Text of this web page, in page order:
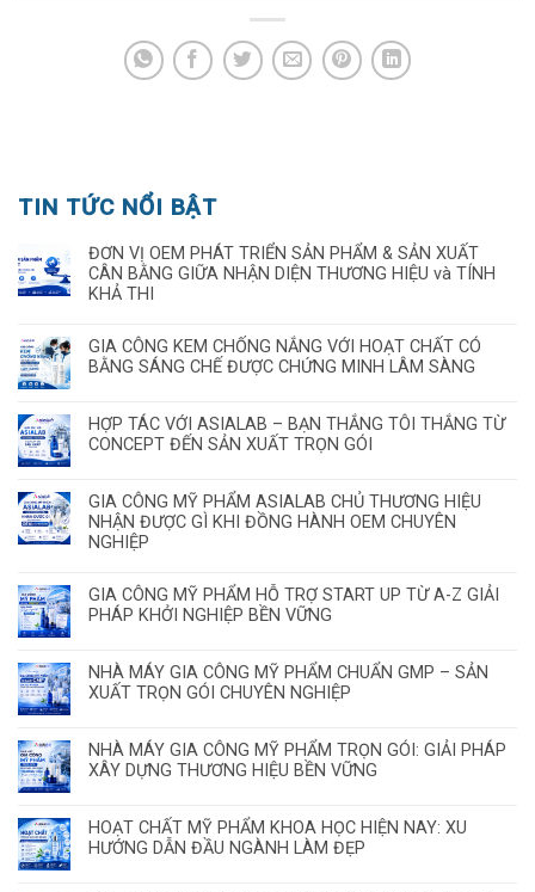
TIN TỨC NỔI BẬT
ĐƠN VỊ OEM PHÁT TRIỂN SẢN PHẨM & SẢN XUẤT
CÂN BẰNG GIỮA NHẬN DIỆN THƯƠNG HIỆU và TÍNH
KHẢ THI
GIA CÔNG KEM CHỐNG NẮNG VỚI HOẠT CHẤT CÓ
BẰNG SÁNG CHẾ ĐƯỢC CHỨNG MINH LÂM SÀNG
HỢP TÁC VỚI ASIALAB – BẠN THẮNG TÔI THẮNG TỪ
CONCEPT ĐẾN SẢN XUẤT TRỌN GÓI
GIA CÔNG MỸ PHẨM ASIALAB CHỦ THƯƠNG HIỆU
NHẬN ĐƯỢC GÌ KHI ĐỒNG HÀNH OEM CHUYÊN
NGHIỆP
GIA CÔNG MỸ PHẨM HỖ TRỢ START UP TỪ A-Z GIẢI
PHÁP KHỞI NGHIỆP BỀN VỮNG
NHÀ MÁY GIA CÔNG MỸ PHẨM CHUẨN GMP – SẢN
XUẤT TRỌN GÓI CHUYÊN NGHIỆP
NHÀ MÁY GIA CÔNG MỸ PHẨM TRỌN GÓI: GIẢI PHÁP
XÂY DỰNG THƯƠNG HIỆU BỀN VỮNG
HOẠT CHẤT MỸ PHẨM KHOA HỌC HIỆN NAY: XU
HƯỚNG DẪN ĐẦU NGÀNH LÀM ĐẸP